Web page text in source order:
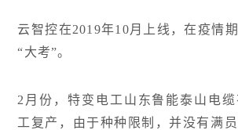
云智控在2019年10月上线，在疫情
“大考”。
2月份，特变电工山东鲁能泰山电
工复产，由于种种限制，并没有满